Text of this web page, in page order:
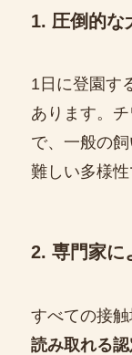
1. 圧倒的な
1日に登園す
あります。
で、一般の
難しい多様性
2. 専門家に
すべての接
読み取れる